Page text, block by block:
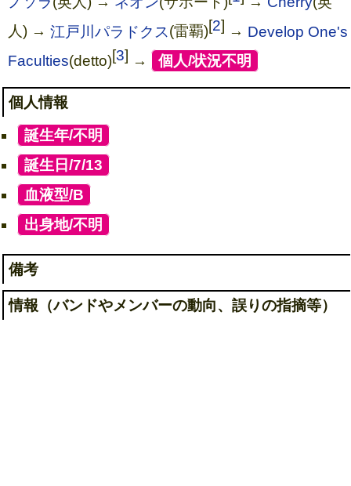
人) →江戸川パラドクス(雷覇)[2] → Develop One's
Faculties(detto)[3] → [個人/状況不明
個人情報
誕生年/不明
誕生日/7/13
血液型/B
出身地/不明
備考
情報（バンドやメンバーの動向、誤りの指摘等）